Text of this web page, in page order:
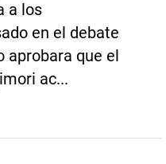
a los
en el debate
aprobara que el
ac...